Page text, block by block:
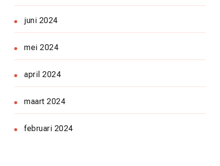
juni 2024
mei 2024
april 2024
maart 2024
februari 2024